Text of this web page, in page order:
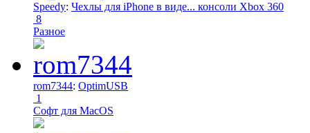
Speedy: Чехлы для iPhone в виде... консоли Xbox 360
8
Разное
rom7344: OptimUSB
1
Софт для MacOS